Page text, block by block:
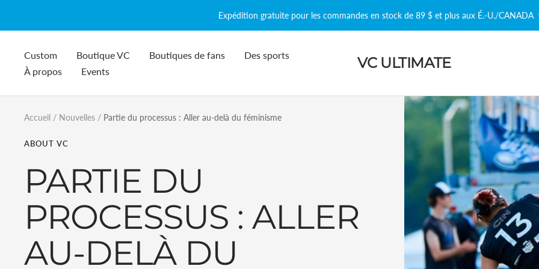
Expédition gratuite pour les commandes en stock de 89 $ et plus aux É.-U./CANADA
Custom Boutique VC Boutiques de fans
Des sports
À propos
Events VC ULTIMATE
Accueil Nouvelles Partie du processus : Aller au-delà du féminisme
ABOUT VC
PARTIE DU
PROCESSUS : ALLER
AU-DELÀ DU